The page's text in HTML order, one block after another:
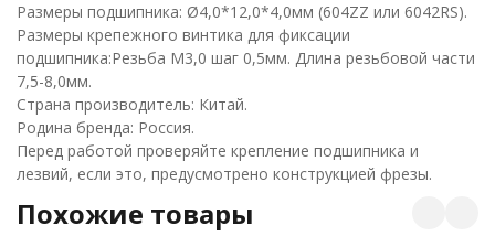
Размеры подшипника: Ø4,0*12,0*4,0мм (604ZZ или 6042RS).
Размеры крепежного винтика для фиксации
подшипника:Резьба М3,0 шаг 0,5мм. Длина резьбовой части
7,5-8,0мм.
Страна производитель: Китай.
Родина бренда: Россия.
Перед работой проверяйте крепление подшипника и
лезвий, если это, предусмотрено конструкцией фрезы.
Похожие товары